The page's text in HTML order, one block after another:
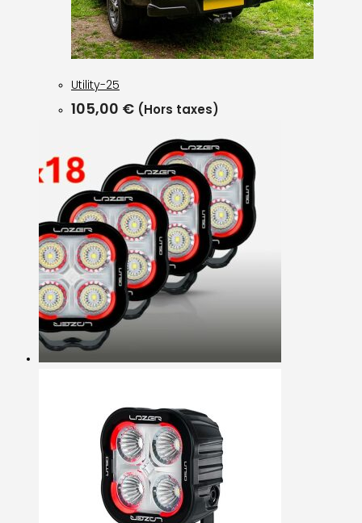
Utility-25
105,00 € (Hors taxes)